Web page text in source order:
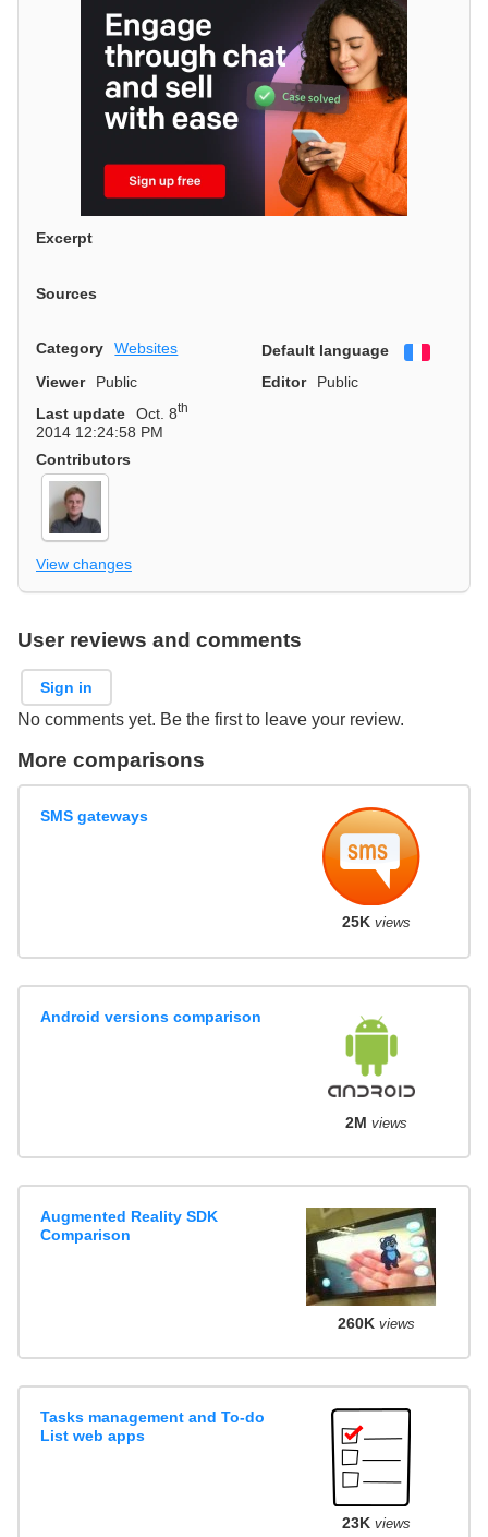
Excerpt
Sources
Category Websites Default language
Viewer
Public Editor
Public
Last update
Oct. 8th
2014 12:24:58 PM
Contributors
View changes
User reviews and comments
Sign in
No comments yet. Be the first to leave your review.
More comparisons
SMS gateways
25K views
Android versions comparison
2M views
Augmented Reality SDK
Comparison
260K views
Tasks management and To-do
List web apps
23K views